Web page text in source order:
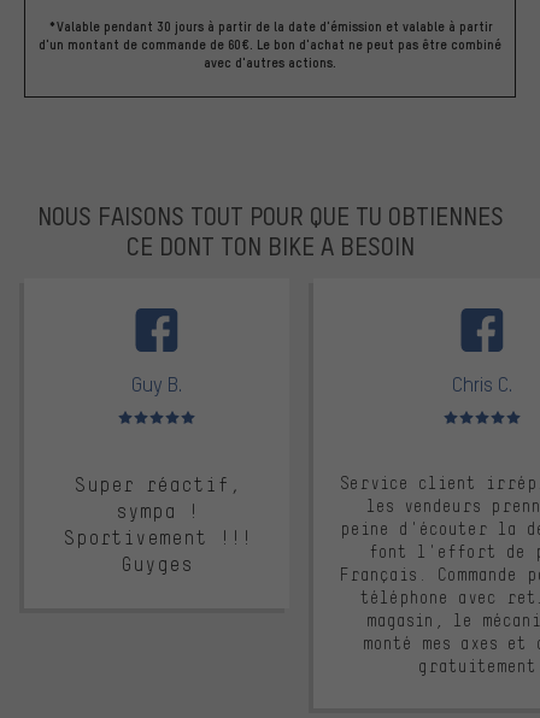
*Valable pendant 30 jours à partir de la date d'émission et valable à partir
d'un montant de commande de 60€. Le bon d'achat ne peut pas être combiné
avec d'autres actions.
NOUS FAISONS TOUT POUR QUE TU OBTIENNES
CE DONT TON BIKE A BESOIN
Guy B.
Note moyenne : 5 sur 5
Super réactif,
sympa !
Sportivement !!!
Guyges
Chris C.
Note moyenne :
Service client
les vendeurs
peine d'écouter la
font l'effort de
Français. Commande
téléphone avec
magasin, le
monté mes axes et